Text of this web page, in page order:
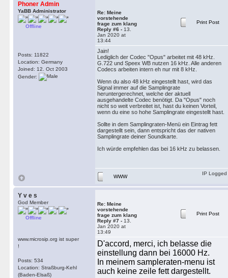
Phoner Admin
YaBB Administrator
Offline
Posts: 11822
Location: Germany
Joined: 12. Oct 2003
Gender:
Re: Meine
vorstehende
frage zum klang
Reply #6 - 13.
Jan 2020 at
13:44
Print Post
Jain!
Lediglich der Codec "Opus" arbeitet mit 48 kHz.
G.722 und Speex WB nutzen 16 kHz. Alle anderen
Codecs arbeiten intern eh nur mit 8 kHz.
Wenn du also 48 kHz eingestellt hast, wird das
Signal immer auf die Samplingrate
heruntergerechnet, welche der aktuell
ausgehandelte Codec benötigt. Da "Opus" noch
nicht so weit verbreitet ist, hast du keinen Vorteil,
wenn du eine so hohe Samplingrate eingestellt hast.
Sollte in dem Samplingraten-Menü ein Eintrag fett
dargestellt sein, dann entspricht das der nativen
Samplingrate deiner Soundkarte.
Ich würde empfehlen das bei 16 kHz zu belassen.
WWW
IP Logged
Y v e s
God Member
Offline
www.microsip.org ist super
!
Posts: 534
Location: Straßburg-Kehl
(Baden-Elsaß)
Re: Meine
vorstehende
frage zum klang
Reply #7 - 13.
Jan 2020 at
13:49
Print Post
D'accord, merci, ich belasse die
einstellung dann bei 16000 Hz.
In meinem sampleraten-menu ist
auch keine zeile fett dargestellt.